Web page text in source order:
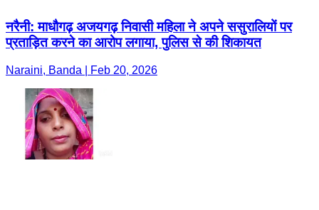
नरैनी: माधौगढ़ अजयगढ़ निवासी महिला ने अपने ससुरालियों पर
प्रताड़ित करने का आरोप लगाया, पुलिस से की शिकायत
Naraini, Banda | Feb 20, 2026